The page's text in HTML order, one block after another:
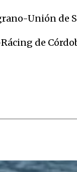
Unión de
de